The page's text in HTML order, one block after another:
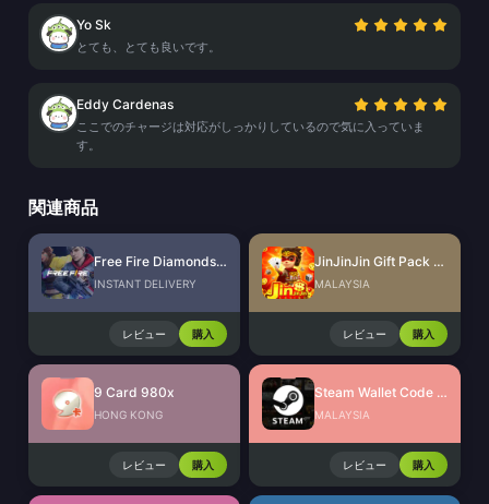
Yo Sk
とても、とても良いです。
Eddy Cardenas
ここでのチャージは対応がしっかりしているので気に入っていま
す。
関連商品
Free Fire Diamonds EU + TR
INSTANT DELIVERY
レビュー 購入
JinJinJin Gift Pack Redeem Code
MALAYSIA
レビュー 購入
9 Card 980x
HONG KONG
レビュー 購入
Steam Wallet Code (MYR)
MALAYSIA
レビュー 購入